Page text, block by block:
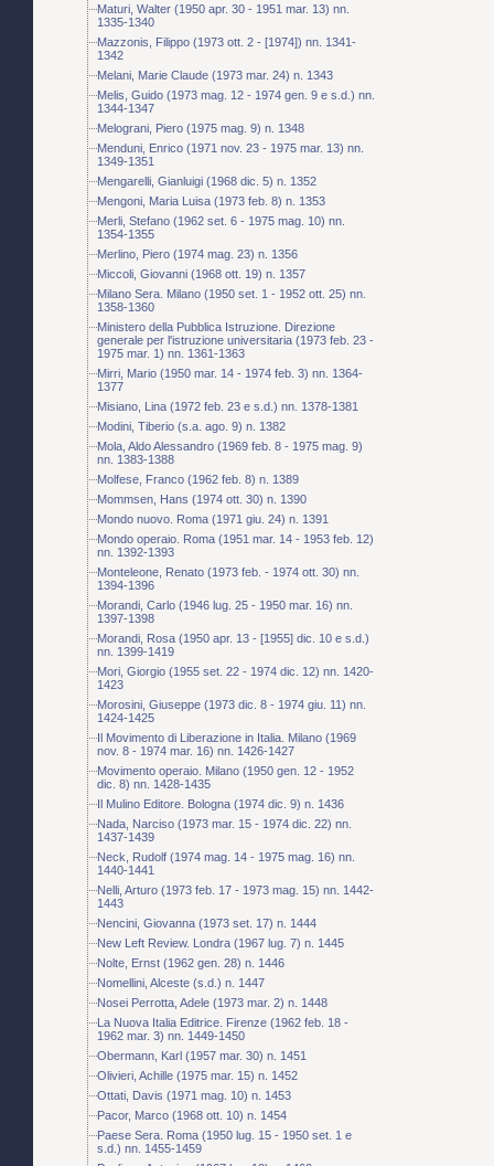
Maturi, Walter (1950 apr. 30 - 1951 mar. 13) nn.
1335-1340
Mazzonis, Filippo (1973 ott. 2 - [1974]) nn. 1341-
1342
Melani, Marie Claude (1973 mar. 24) n. 1343
Melis, Guido (1973 mag. 12 - 1974 gen. 9 e s.d.) nn.
1344-1347
Melograni, Piero (1975 mag. 9) n. 1348
Menduni, Enrico (1971 nov. 23 - 1975 mar. 13) nn.
1349-1351
Mengarelli, Gianluigi (1968 dic. 5) n. 1352
Mengoni, Maria Luisa (1973 feb. 8) n. 1353
Merli, Stefano (1962 set. 6 - 1975 mag. 10) nn.
1354-1355
Merlino, Piero (1974 mag. 23) n. 1356
Miccoli, Giovanni (1968 ott. 19) n. 1357
Milano Sera. Milano (1950 set. 1 - 1952 ott. 25) nn.
1358-1360
Ministero della Pubblica Istruzione. Direzione
generale per l'istruzione universitaria (1973 feb. 23 -
1975 mar. 1) nn. 1361-1363
Mirri, Mario (1950 mar. 14 - 1974 feb. 3) nn. 1364-
1377
Misiano, Lina (1972 feb. 23 e s.d.) nn. 1378-1381
Modini, Tiberio (s.a. ago. 9) n. 1382
Mola, Aldo Alessandro (1969 feb. 8 - 1975 mag. 9)
nn. 1383-1388
Molfese, Franco (1962 feb. 8) n. 1389
Mommsen, Hans (1974 ott. 30) n. 1390
Mondo nuovo. Roma (1971 giu. 24) n. 1391
Mondo operaio. Roma (1951 mar. 14 - 1953 feb. 12)
nn. 1392-1393
Monteleone, Renato (1973 feb. - 1974 ott. 30) nn.
1394-1396
Morandi, Carlo (1946 lug. 25 - 1950 mar. 16) nn.
1397-1398
Morandi, Rosa (1950 apr. 13 - [1955] dic. 10 e s.d.)
nn. 1399-1419
Mori, Giorgio (1955 set. 22 - 1974 dic. 12) nn. 1420-
1423
Morosini, Giuseppe (1973 dic. 8 - 1974 giu. 11) nn.
1424-1425
Il Movimento di Liberazione in Italia. Milano (1969
nov. 8 - 1974 mar. 16) nn. 1426-1427
Movimento operaio. Milano (1950 gen. 12 - 1952
dic. 8) nn. 1428-1435
Il Mulino Editore. Bologna (1974 dic. 9) n. 1436
Nada, Narciso (1973 mar. 15 - 1974 dic. 22) nn.
1437-1439
Neck, Rudolf (1974 mag. 14 - 1975 mag. 16) nn.
1440-1441
Nelli, Arturo (1973 feb. 17 - 1973 mag. 15) nn. 1442-
1443
Nencini, Giovanna (1973 set. 17) n. 1444
New Left Review. Londra (1967 lug. 7) n. 1445
Nolte, Ernst (1962 gen. 28) n. 1446
Nomellini, Alceste (s.d.) n. 1447
Nosei Perrotta, Adele (1973 mar. 2) n. 1448
La Nuova Italia Editrice. Firenze (1962 feb. 18 -
1962 mar. 3) nn. 1449-1450
Obermann, Karl (1957 mar. 30) n. 1451
Olivieri, Achille (1975 mar. 15) n. 1452
Ottati, Davis (1971 mag. 10) n. 1453
Pacor, Marco (1968 ott. 10) n. 1454
Paese Sera. Roma (1950 lug. 15 - 1950 set. 1 e
s.d.) nn. 1455-1459